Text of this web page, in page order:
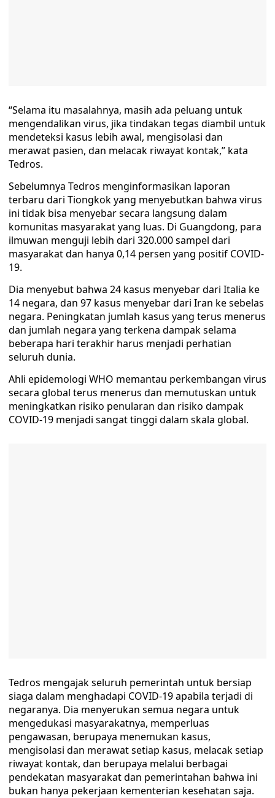
“Selama itu masalahnya, masih ada peluang untuk
mengendalikan virus, jika tindakan tegas diambil untuk
mendeteksi kasus lebih awal, mengisolasi dan
merawat pasien, dan melacak riwayat kontak,” kata
Tedros.
Sebelumnya Tedros menginformasikan laporan
terbaru dari Tiongkok yang menyebutkan bahwa virus
ini tidak bisa menyebar secara langsung dalam
komunitas masyarakat yang luas. Di Guangdong, para
ilmuwan menguji lebih dari 320.000 sampel dari
masyarakat dan hanya 0,14 persen yang positif COVID-
19.
Dia menyebut bahwa 24 kasus menyebar dari Italia ke
14 negara, dan 97 kasus menyebar dari Iran ke sebelas
negara. Peningkatan jumlah kasus yang terus menerus
dan jumlah negara yang terkena dampak selama
beberapa hari terakhir harus menjadi perhatian
seluruh dunia.
Ahli epidemologi WHO memantau perkembangan virus
secara global terus menerus dan memutuskan untuk
meningkatkan risiko penularan dan risiko dampak
COVID-19 menjadi sangat tinggi dalam skala global.
Tedros mengajak seluruh pemerintah untuk bersiap
siaga dalam menghadapi COVID-19 apabila terjadi di
negaranya. Dia menyerukan semua negara untuk
mengedukasi masyarakatnya, memperluas
pengawasan, berupaya menemukan kasus,
mengisolasi dan merawat setiap kasus, melacak setiap
riwayat kontak, dan berupaya melalui berbagai
pendekatan masyarakat dan pemerintahan bahwa ini
bukan hanya pekerjaan kementerian kesehatan saja.